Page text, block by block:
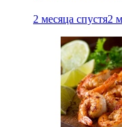
2 месяца спустя2